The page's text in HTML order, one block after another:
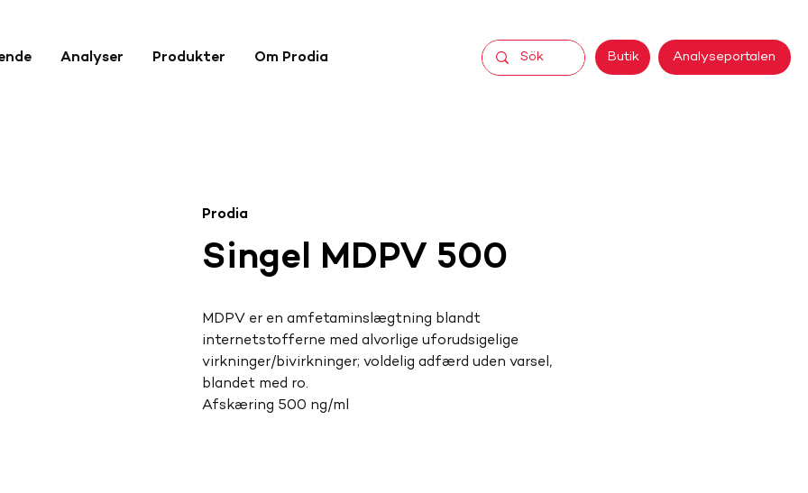
Analyser Produkter Om Prodia Butik Analyseportalen
Singel MDPV 500
Prodia
MDPV er en amfetaminslægtning blandt
internetstofferne med alvorlige uforudsigelige
virkninger/bivirkninger; voldelig adfærd uden varsel,
blandet med ro.
Afskæring 500 ng/ml